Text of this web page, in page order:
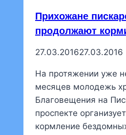
Прихожане
продолжают
27.03.201627.03.2016
На протяжении уже
месяцев молодежь
Благовещения на
проспекте
кормление